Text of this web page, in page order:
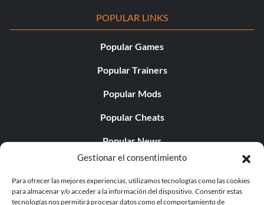
Gestionar el consentimiento
Para ofrecer las mejores experiencias, utilizamos tecnologías como las cookies
para almacenar y/o acceder a la información del dispositivo. Consentir estas
tecnologías nos permitirá procesar datos como el comportamiento de
POPULAR LINKS
Popular Games
Popular Trainers
Popular Mods
Popular Cheats
Popular News
Popular Editorials
Popular Free Games